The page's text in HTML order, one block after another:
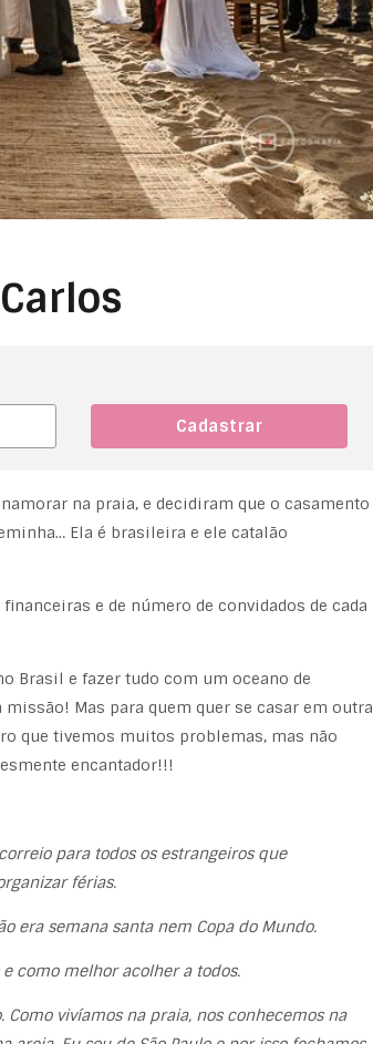
na praia, e decidiram que o casamento
Ela é brasileira e ele catalão
e de número de convidados de cada
Brasil e fazer tudo com um oceano de
Mas para quem quer se casar em outra
que tivemos muitos problemas, mas não
encantador!!!
para todos os estrangeiros que
férias.
era semana santa nem Copa do Mundo.
como melhor acolher a todos.
vivíamos na praia, nos conhecemos na